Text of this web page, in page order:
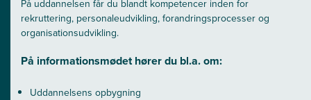
På uddannelsen får du blandt kompetencer inden for
rekruttering, personaleudvikling, forandringsprocesser og
organisationsudvikling.
På informationsmødet hører du bl.a. om:
Uddannelsens opbygning